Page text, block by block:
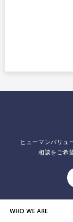
ペ
ヒューマンバリュ
相談をご希
WHO WE ARE